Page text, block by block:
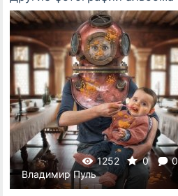
1252 0
0
Владимир Пуль